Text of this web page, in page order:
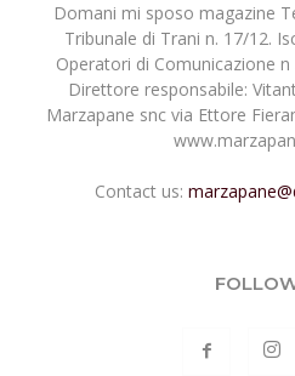
Domani mi sposo magazine
Tribunale di Trani n. 17/12.
Operatori di Comunicazione
Direttore responsabile:
Marzapane snc via Ettore
Contact us: